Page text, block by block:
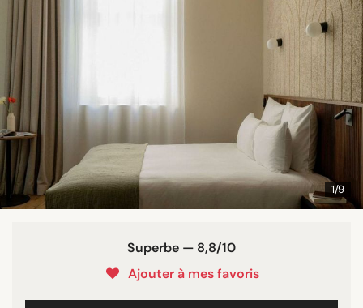
1/9
Superbe — 8,8/10
Ajouter à mes favoris